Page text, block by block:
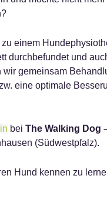
einem
durchbefundet und
gemeinsam
eine optimale
bei The Walking Dog
(Südwestpfalz).
Hund kennen zu